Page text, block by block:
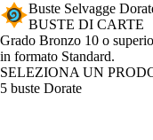
Buste Selvagge
BUSTE DI CARTE
Product Notification
Grado Bronzo 10 o
in formato Standard.
SELEZIONA UN
5 buste Dorate